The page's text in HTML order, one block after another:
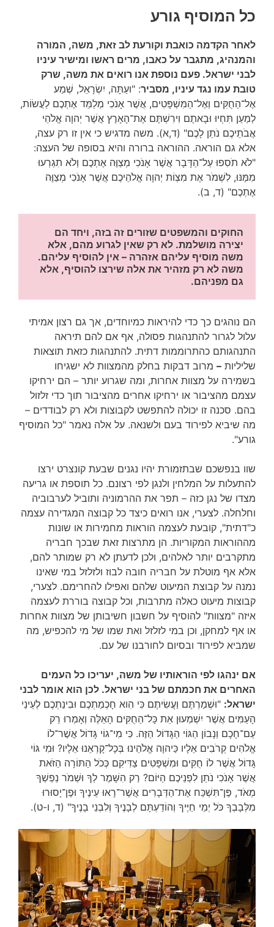
כל המוסיף גורע
לאחר הקדמה כואבת וקורעת לב זאת, משה, המורה
והמנהיג, מתגבר על כאבו, מרים ראשו ומישיר עיניו
לבני ישראל. פעם נוספת אנו רואים את משה, שרק
טובת עמו נגד עיניו, מסביר: "ועַתָּה, יִשְׂרָאֵל, שְׁמַע
אֶל־הַחֻקִּים וְאֶל־הַמִּשְׁפָּטִים, אֲשֶׁר אָנֹכִי מְלַמֵּד אֶתְכֶם לַעֲשׂוֹת,
לְמַעַן תִּחְיוּ וּבָאתֶם וִירִשְׁתֶּם אֶת־הָאָרֶץ אֲשֶׁר יְהוָה אֱלֹהֵי
אֲבֹתֵיכֶם נֹתֵן לָכֶם" (ד,א). משה מדגיש כי אין זו רק עצה,
אלא גם הוראה. ההוראה ברורה והיא בסופה של העצה:
"לֹא תֹסִפוּ עַל־הַדָּבָר אֲשֶׁר אָנֹכִי מְצַוֶּה אֶתְכֶם וְלֹא תִגְרְעוּ
מִמֶּנּוּ, לִשְׁמֹר אֶת מִצְו‍ֹת יְהוָה אֱלֹהֵיכֶם אֲשֶׁר אָנֹכִי מְצַוֶּה
אֶתְכֶם" (ד, ב).
משה מוסיף עליהם אזהרה – אין להוסיף עליהם.
גם מפניהם.
הם נוהגים כך כדי להיראות כמיוחדים, אך גם רצון אמיתי
עלול לגרור להתנהגות פסולה, אף אם להם תיראה
התנהגותם כהתרוממות דתית. להתנהגות כזאת תוצאות
שליליות – מרוב דבקות בחלק מהמצוות לא ישגיחו
בשמירה על מצוות אחרות, ומה שגרוע יותר – הם ירחיקו
עצמם מהציבור או ירחיקו אחרים מהציבור תוך כדי זלזול
בהם. סכנה זו יכולה להתפשט לקבוצות ולא רק לבודדים –
מה שיביא לפירוד בעם ולשנאה. על אלה נאמר "כל המוסיף
גורע".
שוו בנפשכם שבתזמורת יהיו נגנים שבעת קונצרט ירצו
להתעלות על המלחין ולנגן לפי רצונם. כל תוספת או גריעה
מצדו של נגן כזה – תפר את ההרמוניה ותוביל לערבוביה
וחלחלה. לצערי, אנו רואים כיצד כל קבוצה המגדירה עצמה
כ"דתית", קובעת לעצמה הוראות מחמירות או שונות
מההוראות המקוריות. הן מתרצות זאת שבכך חבריה
מתקרבים יותר לאלהים, ולכן לדעתן לא רק שמותר להם,
אלא אף מוטלת על חבריה חובה לבוז ולזלזל במי שאינו
נמנה על קבוצת המיעוט שלהם ואפילו להחרימם. לצערי,
קבוצות מיעוט כאלה מתרבות, וכל קבוצה בוררת לעצמה
איזה "מצוות" להוסיף על חשבון חשיבותן של מצוות אחרות
או אף למחקן, וכן במי לזלזל ואת שמו של מי להכפיש, מה
שמביא לפירוד ובסיום לחורבנו של עם.
אם ינהגו לפי הוראותיו של משה, יעריכו כל העמים
האחרים את חכמתם של בני ישראל. לכן הוא אומר לבני
ישראל: "וּשְׁמַרְתֶּם וַעֲשִׂיתֶם כִּי הִוא חָכְמַתְכֶם וּבִינַתְכֶם לְעֵינֵי
הָעַמִּים אֲשֶׁר יִשְׁמְעוּן אֵת כָּל־הַחֻקִּים הָאֵלֶּה וְאָמְרוּ רַק
עַם־חָכָם וְנָבוֹן הַגּוֹי הַגָּדוֹל הַזֶּה. כִּי מִי־גוֹי גָּדוֹל אֲשֶׁר־לוֹ
אֱלֹהִים קְרֹבִים אֵלָיו כַּיהוָה אֱלֹהֵינוּ בְּכָל־קָרְאֵנוּ אֵלָיו? וּמִי גּוֹי
גָּדוֹל אֲשֶׁר לוֹ חֻקִּים וּמִשְׁפָּטִים צַדִּיקִם כְּכֹל הַתּוֹרָה הַזֹּאת
אֲשֶׁר אָנֹכִי נֹתֵן לִפְנֵיכֶם הַיּוֹם? רַק הִשָּׁמֶר לְךָ וּשְׁמֹר נַפְשְׁךָ
מְאֹד, פֶּן־תִּשְׁכַּח אֶת־הַדְּבָרִים אֲשֶׁר־רָאוּ עֵינֶיךָ וּפֶן־יָסוּרוּ
מִלְּבָבְךָ כֹּל יְמֵי חַיֶּיךָ וְהוֹדַעְתָּם לְבָנֶיךָ וְלִבְנֵי בָנֶיךָ" (ד, ו-ט).